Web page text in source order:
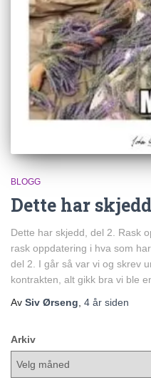
BLOGG
Dette har
Dette har skjedd, del 2. Rask
rask oppdatering i hva som
del 2. I går så var vi og skrev
kontrakten, alt gikk bra vi ble
Av Siv Ørseng 4 år siden
Arkiv